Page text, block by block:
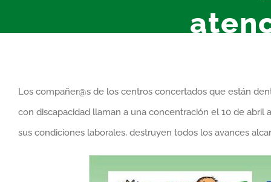
Los compañer@s de los centros concertados que están
con discapacidad llaman a una concentración el 10 de
sus condiciones laborales, destruyen todos los avances